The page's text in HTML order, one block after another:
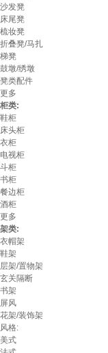
沙发凳
床尾凳
梳妆凳
折叠凳/马扎
梯凳
鼓墩/绣墩
凳类配件
更多
柜类:
鞋柜
床头柜
衣柜
电视柜
斗柜
书柜
餐边柜
酒柜
更多
架类:
衣帽架
鞋架
层架/置物架
玄关隔断
书架
屏风
花架/装饰架
风格:
美式